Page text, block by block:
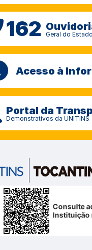
162 Geral do
Acesso à
Portal da
Demonstrativos da UNITINS